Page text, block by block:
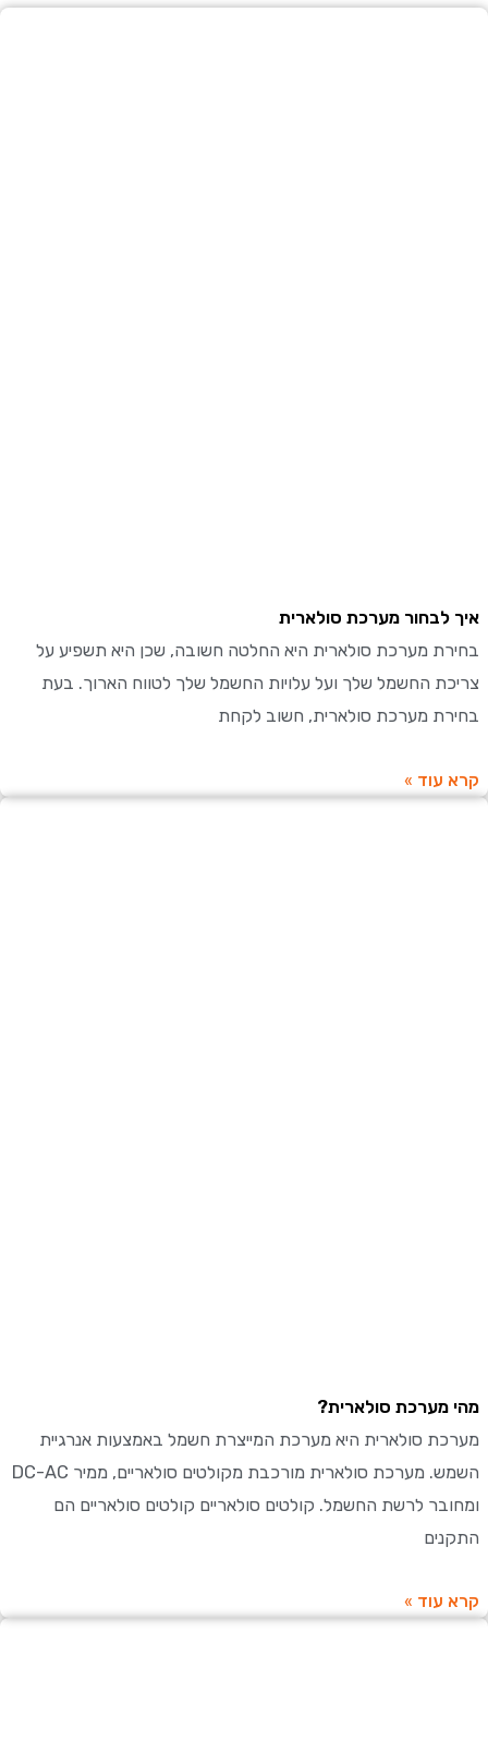
מערכת סולארית
מערכת סולארית היא החלטה חשובה, שכן היא תשפיע על
החשמל שלך ועל עלויות החשמל שלך לטווח הארוך. בעת
מערכת סולארית, חשוב לקחת
»
מערכת סולארית?
סולארית היא מערכת המייצרת חשמל באמצעות אנרגיית
השמש. מערכת סולארית מורכבת מקולטים סולאריים, ממיר DC-AC
לרשת החשמל. קולטים סולאריים קולטים סולאריים הם
»